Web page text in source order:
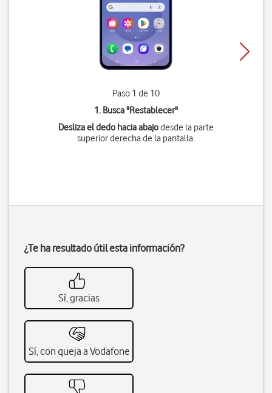
Paso 1 de 10
1. Busca "Restablecer"
Desliza el dedo hacia abajodesde la parte
superior derecha de la pantalla.
¿Te ha resultado útil esta información?
Sí, gracias
Sí, con queja a Vodafone